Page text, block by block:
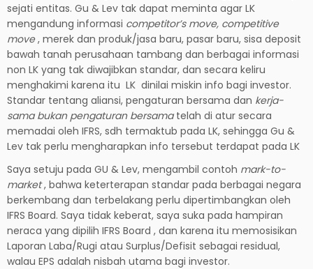
sejati entitas. Gu & Lev tak dapat meminta agar LK
mengandung informasi competitor’s move, competitive
move, merek dan produk/jasa baru, pasar baru, sisa deposit
bawah tanah perusahaan tambang dan berbagai informasi
non LK yang tak diwajibkan standar, dan secara keliru
menghakimi karena itu LK dinilai miskin info bagi investor.
Standar tentang aliansi, pengaturan bersama dan kerja-
sama bukan pengaturan bersamatelah di atur secara
memadai oleh IFRS, sdh termaktub pada LK, sehingga Gu &
Lev tak perlu mengharapkan info tersebut terdapat pada LK
Saya setuju pada GU & Lev, mengambil contoh mark-to-
market, bahwa keterterapan standar pada berbagai negara
berkembang dan terbelakang perlu dipertimbangkan oleh
IFRS Board. Saya tidak keberat, saya suka pada hampiran
neraca yang dipilih IFRS Board , dan karena itu memosisikan
Laporan Laba/Rugi atau Surplus/Defisit sebagai residual,
walau EPS adalah nisbah utama bagi investor.